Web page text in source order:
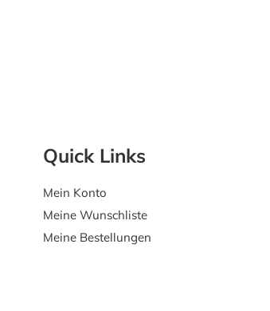
Quick Links
Mein Konto
Meine Wunschliste
Meine Bestellungen